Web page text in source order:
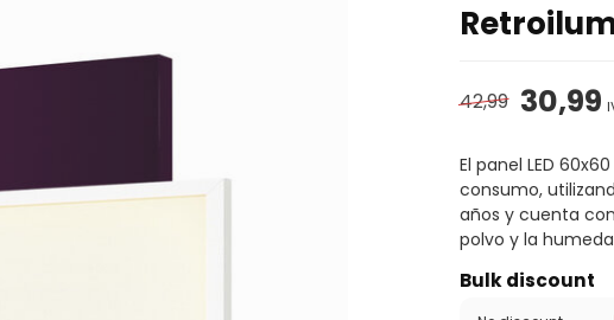
42,99 30,99
El panel LED
consumo,
años y cuenta
polvo y la
Bulk discount